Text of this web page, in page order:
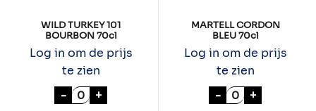
WILD TURKEY 101
BOURBON 70cl
Log in om de prijs
te zien
- WILD TURKEY 101 BOURBON 70cl aantal
+
MARTELL CORDON
BLEU 70cl
Log in om de prijs
te zien
- MARTELL
+